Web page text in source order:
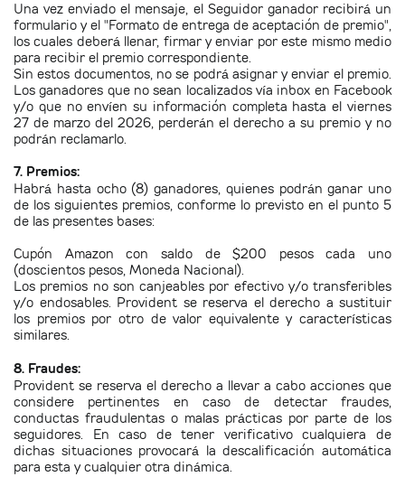
Una vez enviado el mensaje, el Seguidor ganador recibirá un
formulario y el "Formato de entrega de aceptación de premio",
los cuales deberá llenar, firmar y enviar por este mismo medio
para recibir el premio correspondiente.
Sin estos documentos, no se podrá asignar y enviar el premio.
Los ganadores que no sean localizados vía inbox en Facebook
y/o que no envíen su información completa hasta el viernes
27 de marzo del 2026, perderán el derecho a su premio y no
podrán reclamarlo.
7. Premios:
Habrá hasta ocho (8) ganadores, quienes podrán ganar uno
de los siguientes premios, conforme lo previsto en el punto 5
de las presentes bases:
Cupón Amazon con saldo de $200 pesos cada uno
(doscientos pesos, Moneda Nacional).
Los premios no son canjeables por efectivo y/o transferibles
y/o endosables. Provident se reserva el derecho a sustituir
los premios por otro de valor equivalente y características
similares.
8. Fraudes:
Provident se reserva el derecho a llevar a cabo acciones que
considere pertinentes en caso de detectar fraudes,
conductas fraudulentas o malas prácticas por parte de los
seguidores. En caso de tener verificativo cualquiera de
dichas situaciones provocará la descalificación automática
para esta y cualquier otra dinámica.